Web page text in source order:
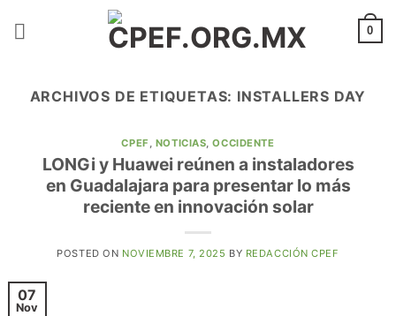
0
ARCHIVOS DE ETIQUETAS: INSTALLERS DAY
CPEF , NOTICIAS,OCCIDENTE
LONGi y Huawei reúnen a instaladores
en Guadalajara para presentar lo más
reciente en innovación solar
POSTED ON NOVIEMBRE 7, 2025 BY REDACCIÓN CPEF
07
Nov